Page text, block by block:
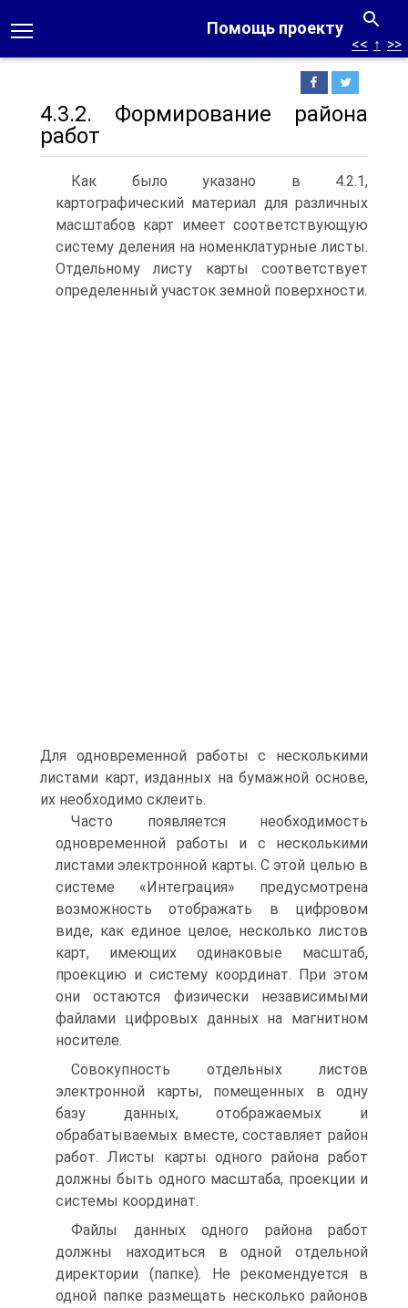
Помощь проекту
<< ↑ >>
4.3.2. Формирование района
работ
Как было указано в 4.2.1,
картографический материал для различных
масштабов карт имеет соответствующую
систему деления на номенклатурные листы.
Отдельному листу карты соответствует
определенный участок земной поверхности.
Для одновременной работы с несколькими
листами карт, изданных на бумажной основе,
их необходимо склеить.
Часто появляется необходимость
одновременной работы и с несколькими
листами электронной карты. С этой целью в
системе «Интеграция» предусмотрена
возможность отображать в цифровом
виде, как единое целое, несколько листов
карт, имеющих одинаковые масштаб,
проекцию и систему координат. При этом
они остаются физически независимыми
файлами цифровых данных на магнитном
носителе.
Совокупность отдельных листов
электронной карты, помещенных в одну
базу данных, отображаемых и
обрабатываемых вместе, составляет район
работ. Листы карты одного района работ
должны быть одного масштаба, проекции и
системы координат.
Файлы данных одного района работ
должны находиться в одной отдельной
директории (папке). Не рекомендуется в
одной папке размещать несколько районов